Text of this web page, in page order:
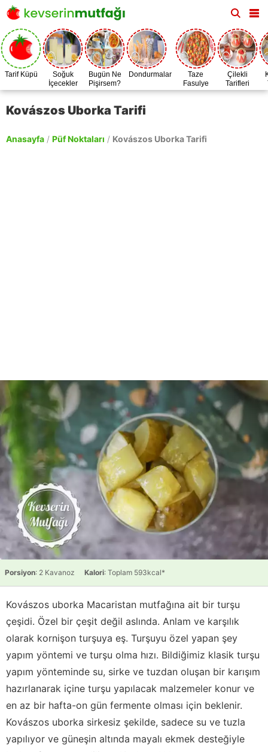
Tarif Küpü
Soğuk
İçecekler
Bugün Ne
Pişirsem?
Dondurmalar
Taze
Fasulye
Zamanı
Çilekli
Tarifleri
Kovászos Uborka Tarifi
Anasayfa / Püf Noktaları / Kovászos Uborka Tarifi
Porsiyon: 2 Kavanoz Kalori: Toplam 593kcal*
Kovászos uborka Macaristan mutfağına ait bir turşu
çeşidi. Özel bir çeşit değil aslında. Anlam ve karşılık
olarak kornişon turşuya eş. Turşuyu özel yapan şey
yapım yöntemi ve turşu olma hızı. Bildiğimiz klasik turşu
yapım yönteminde su, sirke ve tuzdan oluşan bir karışım
hazırlanarak içine turşu yapılacak malzemeler konur ve
en az bir hafta-on gün fermente olması için beklenir.
Kovászos uborka sirkesiz şekilde, sadece su ve tuzla
yapılıyor ve güneşin altında mayalı ekmek desteğiyle